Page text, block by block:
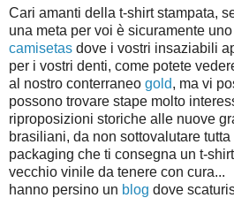
Cari amanti della t-shirt stampata,
una meta per voi è sicuramente
camisetas dove i vostri insaziabili
per i vostri denti, come potete
al nostro conterraneo gold, ma vi
possono trovare stape molto
riproposizioni storiche alle nuove
brasiliani, da non sottovalutare
packaging che ti consegna un t-
vecchio vinile da tenere con cura...
hanno persino un blog dove